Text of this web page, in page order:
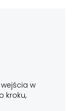
w
kroku,